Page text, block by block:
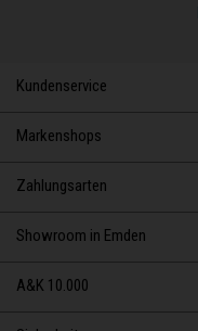
Kundenservice
Markenshops
Zahlungsarten
Showroom in Emden
A&K 10.000